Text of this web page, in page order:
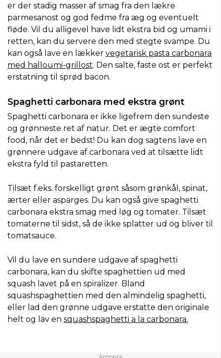
er der stadig masser af smag fra den lækre
parmesanost og god fedme fra æg og eventuelt
fløde. Vil du alligevel have lidt ekstra bid og umami i
retten, kan du servere den med stegte svampe. Du
kan også lave en lækker vegetarisk pasta carbonara
med halloumi-grillost. Den salte, faste ost er perfekt
erstatning til sprød bacon.
Spaghetti carbonara med ekstra grønt
Spaghetti carbonara er ikke ligefrem den sundeste
og grønneste ret af natur. Det er ægte comfort
food, når det er bedst! Du kan dog sagtens lave en
grønnere udgave af carbonara ved at tilsætte lidt
ekstra fyld til pastaretten.
Tilsæt f.eks. forskelligt grønt såsom grønkål, spinat,
ærter eller asparges. Du kan også give spaghetti
carbonara ekstra smag med løg og tomater. Tilsæt
tomaterne til sidst, så de ikke splatter ud og bliver til
tomatsauce.
Vil du lave en sundere udgave af spaghetti
carbonara, kan du skifte spaghettien ud med
squash lavet på en spiralizer. Bland
squashspaghettien med den almindelig spaghetti,
eller lad den grønne udgave erstatte den originale
helt og lav en squashspaghetti a la carbonara.